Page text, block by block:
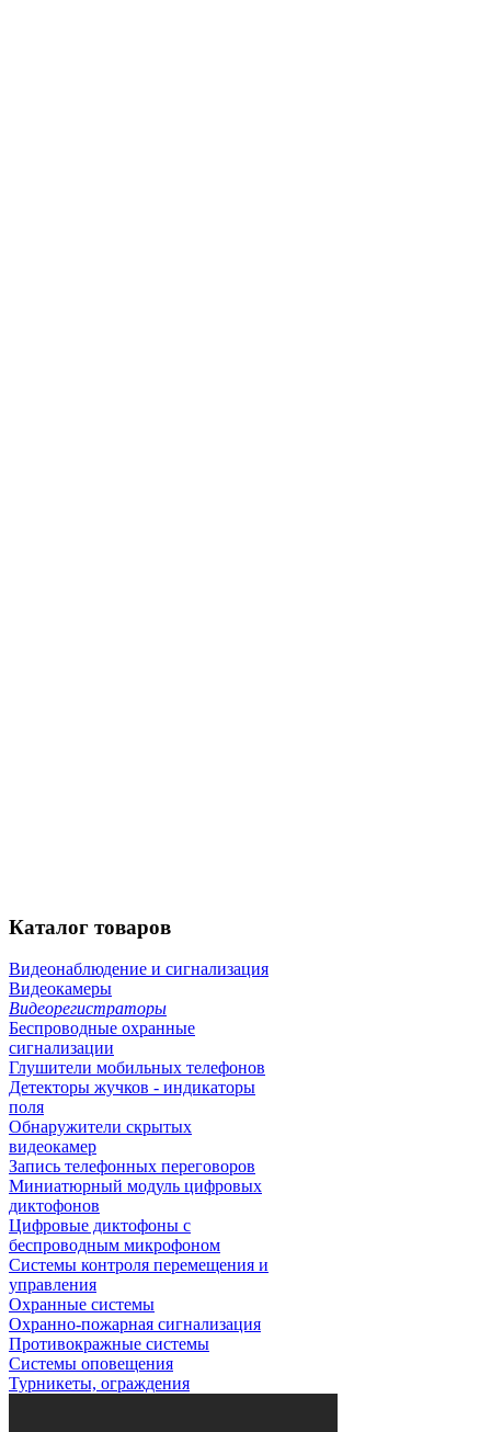
Каталог товаров
Видеонаблюдение и сигнализация
Видеокамеры
Видеорегистраторы
Беспроводные охранные
сигнализации
Глушители мобильных телефонов
Детекторы жучков - индикаторы
поля
Обнаружители скрытых
видеокамер
Запись телефонных переговоров
Миниатюрный модуль цифровых
диктофонов
Цифровые диктофоны с
беспроводным микрофоном
Системы контроля перемещения и
управления
Охранные системы
Охранно-пожарная сигнализация
Противокражные системы
Системы оповещения
Турникеты, ограждения